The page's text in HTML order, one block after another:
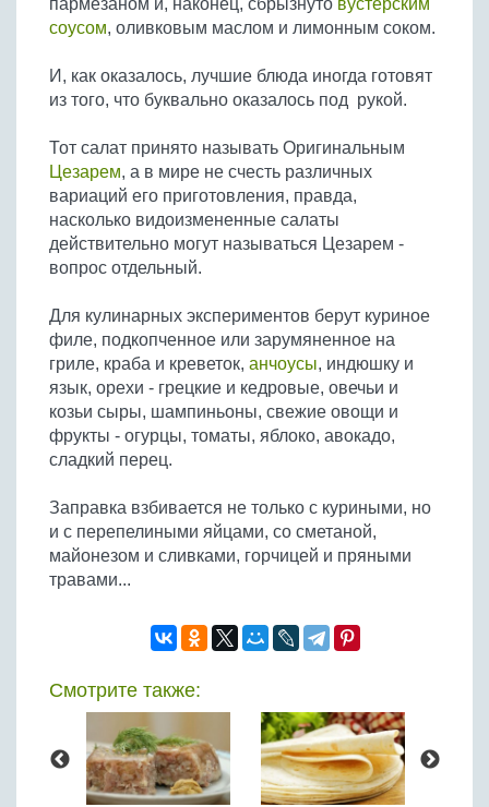
Бобовые
Крупы
пармезаном и, наконец, сбрызнуто вустерским
соусом, оливковым маслом и лимонным соком.
И, как оказалось, лучшие блюда иногда готовят
из того, что буквально оказалось под рукой.
Тот салат принято называть Оригинальным
Цезарем, а в мире не счесть различных
вариаций его приготовления, правда,
насколько видоизмененные салаты
действительно могут называться Цезарем -
вопрос отдельный.
Для кулинарных экспериментов берут куриное
филе, подкопченное или зарумяненное на
гриле, краба и креветок, анчоусы, индюшку и
язык, орехи - грецкие и кедровые, овечьи и
козьи сыры, шампиньоны, свежие овощи и
фрукты - огурцы, томаты, яблоко, авокадо,
сладкий перец.
Заправка взбивается не только с куриными, но
и с перепелиными яйцами, со сметаной,
майонезом и сливками, горчицей и пряными
травами...
Смотрите также: